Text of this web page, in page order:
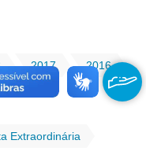
2017 2016
Extraordinária